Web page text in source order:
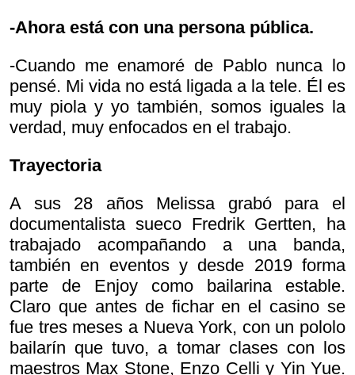
-Ahora está con una persona pública.
-Cuando me enamoré de Pablo nunca lo
pensé. Mi vida no está ligada a la tele. Él es
muy piola y yo también, somos iguales la
verdad, muy enfocados en el trabajo.
Trayectoria
A sus 28 años Melissa grabó para el
documentalista sueco Fredrik Gertten, ha
trabajado acompañando a una banda,
también en eventos y desde 2019 forma
parte de Enjoy como bailarina estable.
Claro que antes de fichar en el casino se
fue tres meses a Nueva York, con un pololo
bailarín que tuvo, a tomar clases con los
maestros Max Stone, Enzo Celli y Yin Yue.